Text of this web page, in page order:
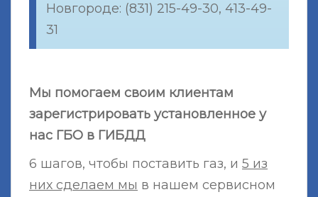
Новгороде: (831) 215-49-30, 413-49-
31
Мы помогаем своим клиентам
зарегистрировать установленное у
нас ГБО в ГИБДД
6 шагов, чтобы поставить газ, и 5 из
них сделаем мы в нашем сервисном